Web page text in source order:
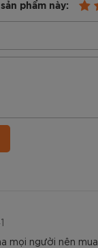
phẩm này:
mọi người nên mua